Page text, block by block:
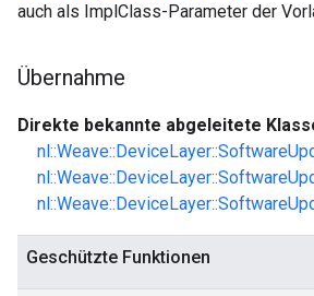
auch als ImplClass-Parameter der
Übernahme
Direkte bekannte abgeleitete
Geschützte Funktionen